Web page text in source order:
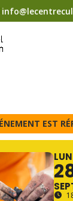
EST
LUN